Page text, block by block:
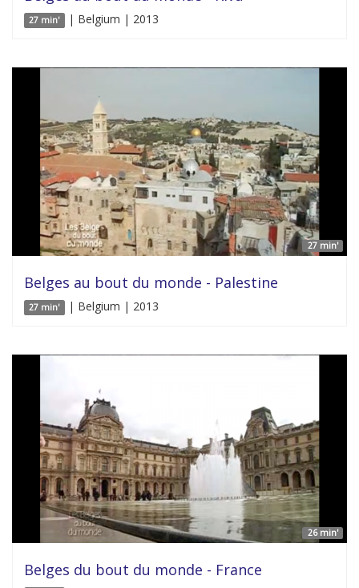
27 min' | Belgium | 2013
27 min'
Belges au bout du monde - Palestine
27 min' | Belgium | 2013
26 min'
Belges du bout du monde - France